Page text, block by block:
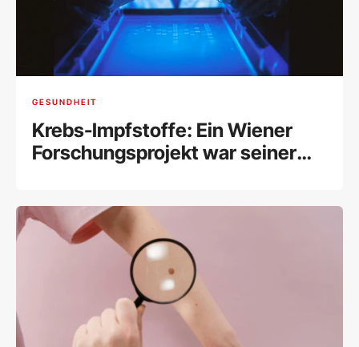
GESUNDHEIT
Krebs-Impfstoffe: Ein Wiener
Forschungsprojekt war seiner